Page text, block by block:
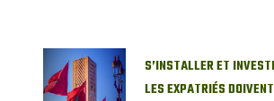
S’INSTALLER ET
LES EXPATRIÉS